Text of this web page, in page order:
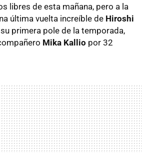
libres de esta mañana, pero a la
última vuelta increíble de Hiroshi
su primera pole de la temporada,
Mika Kallio por 32